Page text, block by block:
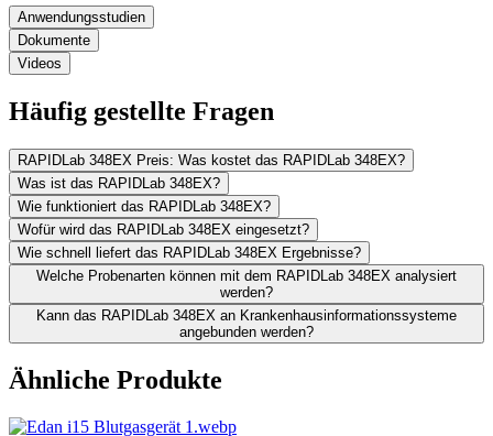
Anwendungsstudien
Dokumente
Videos
Häufig gestellte Fragen
RAPIDLab 348EX Preis: Was kostet das RAPIDLab 348EX?
Was ist das RAPIDLab 348EX?
Wie funktioniert das RAPIDLab 348EX?
Wofür wird das RAPIDLab 348EX eingesetzt?
Wie schnell liefert das RAPIDLab 348EX Ergebnisse?
Welche Probenarten können mit dem RAPIDLab 348EX analysiert
werden?
Kann das RAPIDLab 348EX an Krankenhausinformationssysteme
angebunden werden?
Ähnliche Produkte